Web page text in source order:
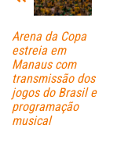
Arena da Copa
estreia em
Manaus com
transmissão dos
jogos do Brasil e
programação
musical